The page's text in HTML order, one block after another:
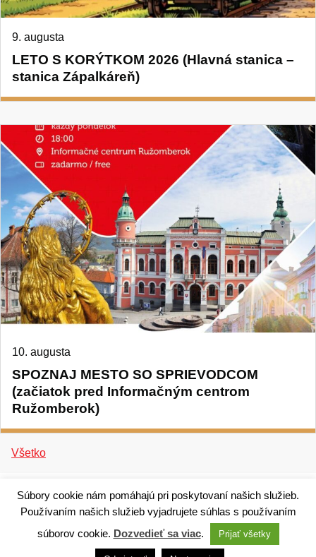
LETO S KORÝTKOM 2026 (Hlavná stanica –
stanica Zápalkáreň)
9. augusta
SPOZNAJ MESTO SO SPRIEVODCOM
(začiatok pred Informačným centrom
Ružomberok)
10. augusta
Všetko
Technický dodávateľ: ANTIK Telecom, s. r. o. |Antik
Súbory cookie nám pomáhajú pri poskytovaní našich služieb.
Používaním našich služieb vyjadrujete súhlas s používaním
súborov cookie. Dozvedieť sa viac. Prijať všetky